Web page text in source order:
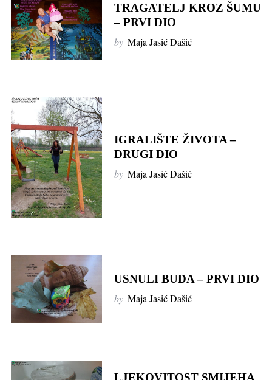
TRAGATELJ KROZ ŠUMU
– PRVI DIO
by Maja Jasić Dašić
IGRALIŠTE ŽIVOTA –
DRUGI DIO
by Maja Jasić Dašić
USNULI BUDA – PRVI DIO
by Maja Jasić Dašić
LJEKOVITOST SMIJEHA